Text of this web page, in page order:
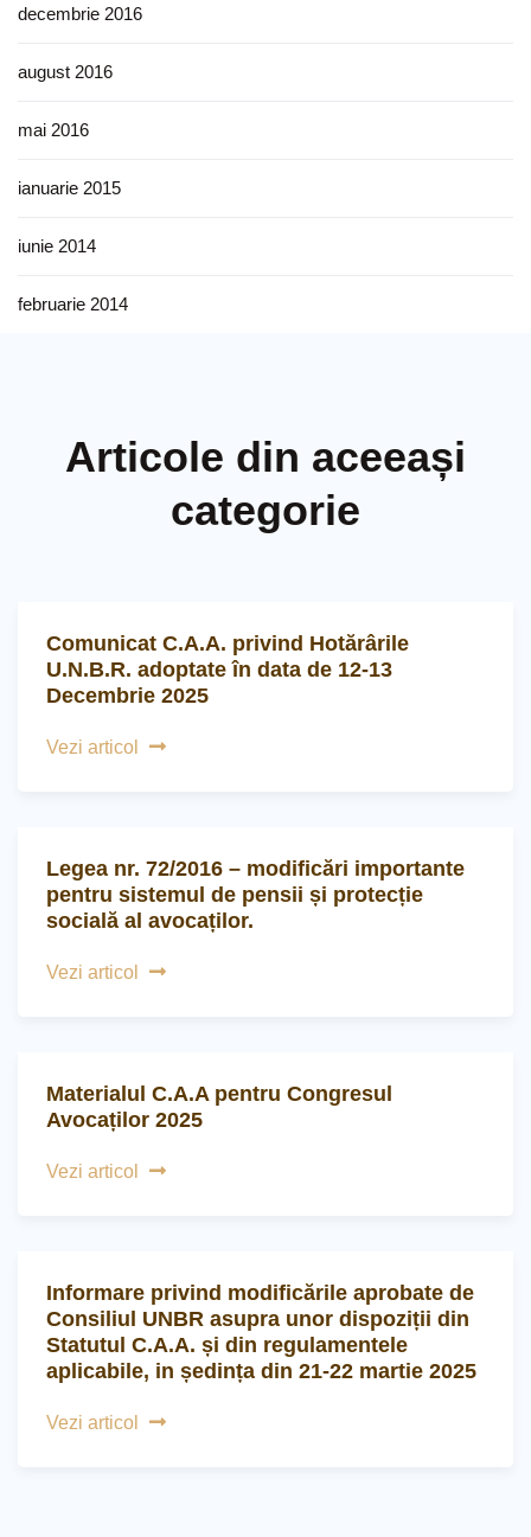
decembrie 2016
august 2016
mai 2016
ianuarie 2015
iunie 2014
februarie 2014
Articole din aceeași
categorie
Comunicat C.A.A. privind Hotărârile
U.N.B.R. adoptate în data de 12-13
Decembrie 2025
Vezi articol
Legea nr. 72/2016 – modificări importante
pentru sistemul de pensii și protecție
socială al avocaților.
Vezi articol
Materialul C.A.A pentru Congresul
Avocaților 2025
Vezi articol
Informare privind modificările aprobate de
Consiliul UNBR asupra unor dispoziții din
Statutul C.A.A. și din regulamentele
aplicabile, in ședința din 21-22 martie 2025
Vezi articol